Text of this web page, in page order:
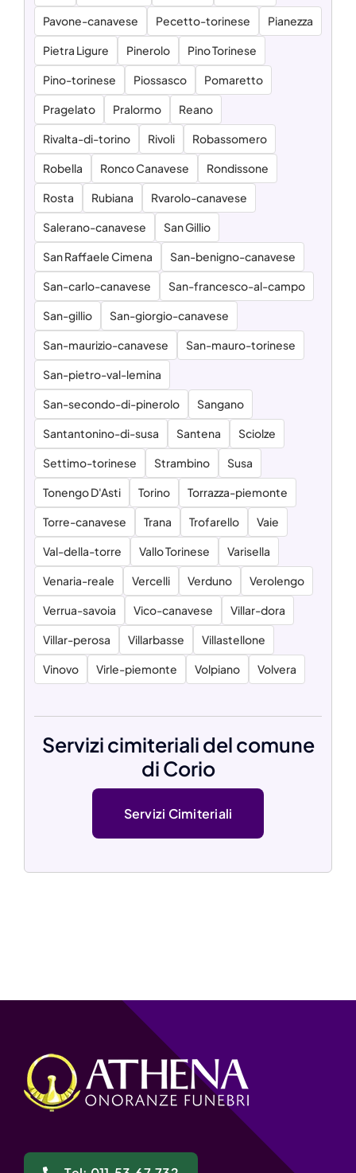
Pavone-canavese Pecetto-torinese Pianezza
Pietra Ligure Pinerolo Pino Torinese
Pino-torinese Piossasco Pomaretto
Pragelato Pralormo Reano
Rivalta-di-torino Rivoli Robassomero
Robella Ronco Canavese Rondissone
Rosta Rubiana Rvarolo-canavese
Salerano-canavese San Gillio
San Raffaele Cimena San-benigno-canavese
San-carlo-canavese San-francesco-al-campo
San-gillio San-giorgio-canavese
San-maurizio-canavese San-mauro-torinese
San-pietro-val-lemina
San-secondo-di-pinerolo Sangano
Santantonino-di-susa Santena Sciolze
Settimo-torinese Strambino Susa
Tonengo D'Asti Torino Torrazza-piemonte
Torre-canavese Trana Trofarello Vaie
Val-della-torre Vallo Torinese Varisella
Venaria-reale Vercelli Verduno Verolengo
Verrua-savoia Vico-canavese Villar-dora
Villar-perosa Villarbasse Villastellone
Vinovo Virle-piemonte Volpiano Volvera
Servizi cimiteriali del comune
di Corio
Servizi Cimiteriali